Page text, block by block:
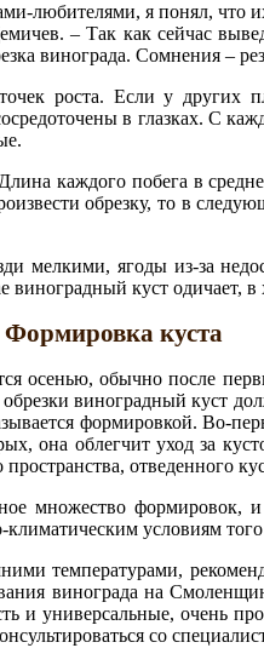
любителями, я понял, что
– Так как сейчас
винограда. Сомнения –
роста. Если у других
в глазках. С
каждого побега в
обрезку, то в
мелкими, ягоды из-за
куст одичает, в
Формировка куста
осенью, обычно после
виноградный куст
формировкой. Во-
она облегчит уход за
отведенного
множество
условиям
температурами,
винограда на
и универсальные, очень
со